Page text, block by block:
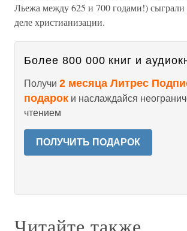
Льежа между 625 и 700 годами!)
деле христианизации.
Более 800 000 книг и
Получи 2 месяца Литрес
подарок и наслаждайся
чтением
ПОЛУЧИТЬ ПОДАРОК